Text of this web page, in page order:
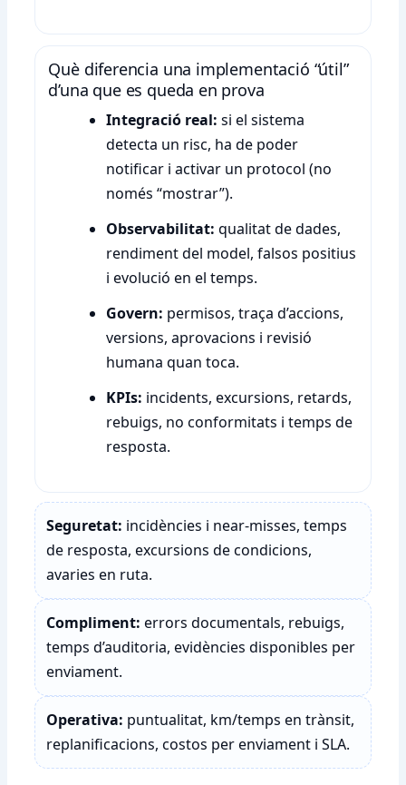
Què diferencia una implementació “útil”
d’una que es queda en prova
Integració real: si el sistema
detecta un risc, ha de poder
notificar i activar un protocol (no
només “mostrar”).
Observabilitat: qualitat de dades,
rendiment del model, falsos positius
i evolució en el temps.
Govern: permisos, traça d’accions,
versions, aprovacions i revisió
humana quan toca.
KPIs: incidents, excursions, retards,
rebuigs, no conformitats i temps de
resposta.
Seguretat: incidències i near-misses, temps
de resposta, excursions de condicions,
avaries en ruta.
Compliment: errors documentals, rebuigs,
temps d’auditoria, evidències disponibles per
enviament.
Operativa: puntualitat, km/temps en trànsit,
replanificacions, costos per enviament i SLA.